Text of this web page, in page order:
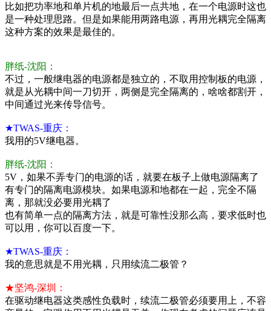
比如把功率地和单片机的地最后一点共地，在一个电源时这也
是一种处理思路。但是如果能用两路电源，再用光耦完全隔离
这种方案的效果是最佳的。
胖纸-沈阳：
不过，一般继电器的电源都是独立的，不取用控制板的电源，
就是从光耦中间一刀切开，两侧是完全隔离的，啥啥都割开，
中间通过光来传导信号。
★TWAS-重庆：
我用的5V继电器。
胖纸-沈阳：
5V，如果不弄专门的电源的话，就要在板子上做电源隔离了
有专门的隔离电源模块。如果电源和地都在一起，完全不隔
离，那就没必要用光耦了
也有简单一点的隔离方法，就是可靠性没那么高，要求低时也
可以用，你可以百度一下。
★TWAS-重庆：
我的意思就是不用光耦，只用续流二极管？
★坚鸿-深圳：
在驱动继电器这类感性负载时，续流二极管必须要用上，不容